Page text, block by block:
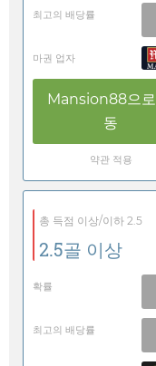
최고의 배당률
마권 업자
Mansion88으로
동
약관 적용
총 득점 이상/이하 2.5
2.5골 이상
확률
최고의 배당률